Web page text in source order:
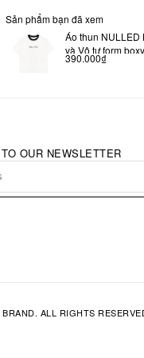
Sản phẩm bạn đã xem
Áo thun NULLED
và Vô tư form
đen viền trắng N-
390.000₫
OUR NEWSLETTER
ALL RIGHTS